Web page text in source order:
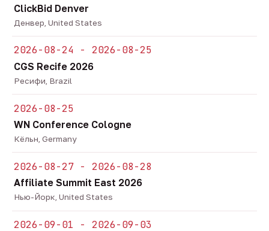
ClickBid Denver
Денвер, United States
2026-08-24 - 2026-08-25
CGS Recife 2026
Ресифи, Brazil
2026-08-25
WN Conference Cologne
Кёльн, Germany
2026-08-27 - 2026-08-28
Affiliate Summit East 2026
Нью-Йорк, United States
2026-09-01 - 2026-09-03